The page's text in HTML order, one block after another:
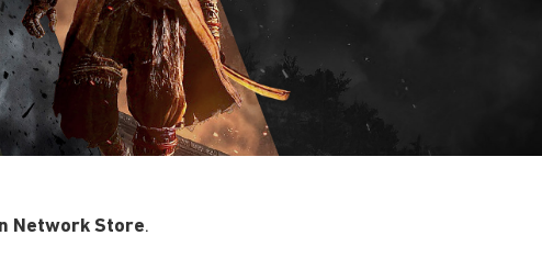
Network Store.